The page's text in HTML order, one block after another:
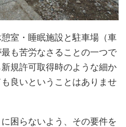
室・睡眠施設と駐車場（車
も苦労なさることの一つで
規許可取得時のような細か
良いということはありませ
困らないよう、その要件を